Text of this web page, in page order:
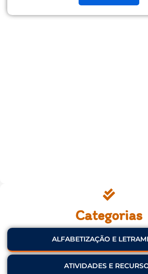
Categorias
ALFABETIZAÇÃO E
ATIVIDADES E